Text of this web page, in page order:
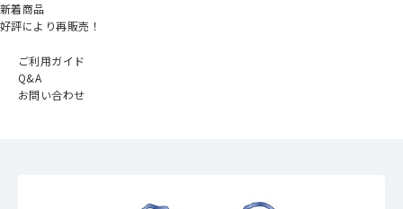
新着商品
好評により再販売！
ご利用ガイド
Q&A
お問い合わせ